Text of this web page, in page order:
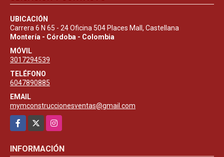
UBICACIÓN
Carrera 6 N 65 - 24 Oficina 504 Places Mall, Castellana
Montería - Córdoba - Colombia
MÓVIL
3017294539
TELÉFONO
6047890885
EMAIL
mymconstruccionesventas@gmail.com
Facebook
Instagram
INFORMACIÓN